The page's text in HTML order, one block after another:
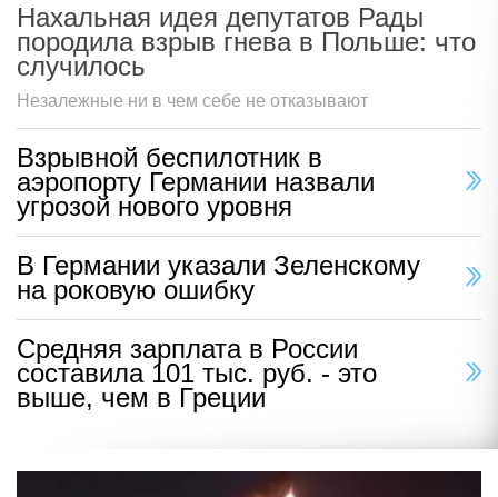
Нахальная идея депутатов Рады
породила взрыв гнева в Польше: что
случилось
Незалежные ни в чем себе не отказывают
Взрывной беспилотник в
аэропорту Германии назвали
угрозой нового уровня
В Германии указали Зеленскому
на роковую ошибку
Средняя зарплата в России
составила 101 тыс. руб. - это
выше, чем в Греции